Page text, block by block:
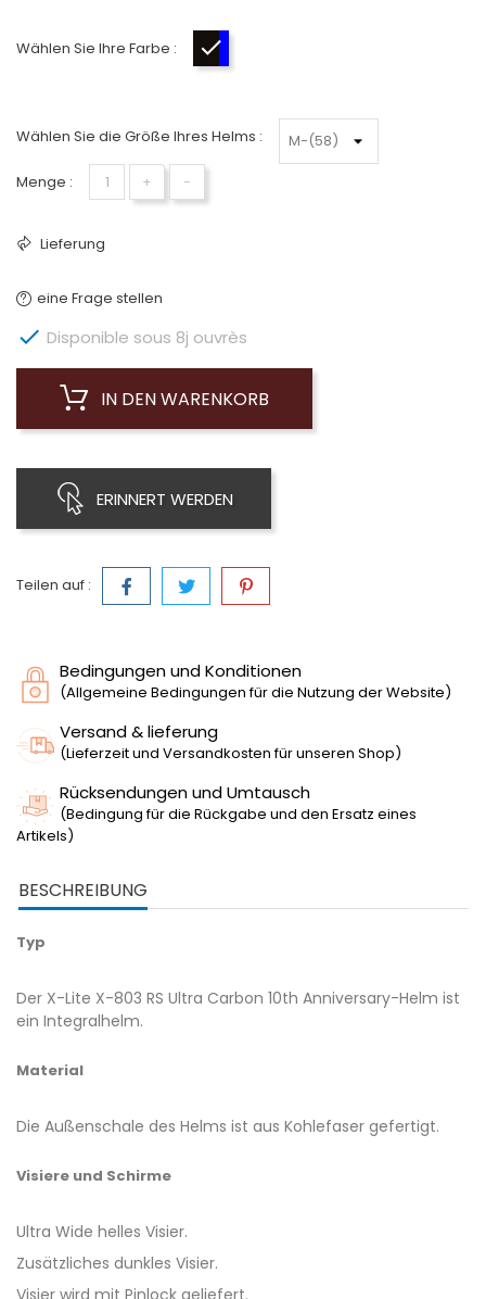
Wählen Sie Ihre Farbe :
Wählen Sie die Größe Ihres Helms :
Menge : + −
Lieferung
eine Frage stellen
 Disponible sous 8j ouvrès
IN DEN WARENKORB
ERINNERT WERDEN
Teilen auf :
Bedingungen und Konditionen
(Allgemeine Bedingungen für die Nutzung der Website)
Versand & lieferung
(Lieferzeit und Versandkosten für unseren Shop)
Rücksendungen und Umtausch
(Bedingung für die Rückgabe und den Ersatz eines
Artikels)
BESCHREIBUNG
Typ
Der X-Lite X-803 RS Ultra Carbon 10th Anniversary-Helm ist
ein Integralhelm.
Material
Die Außenschale des Helms ist aus Kohlefaser gefertigt.
Visiere und Schirme
Ultra Wide helles Visier.
Zusätzliches dunkles Visier.
Visier wird mit Pinlock geliefert.